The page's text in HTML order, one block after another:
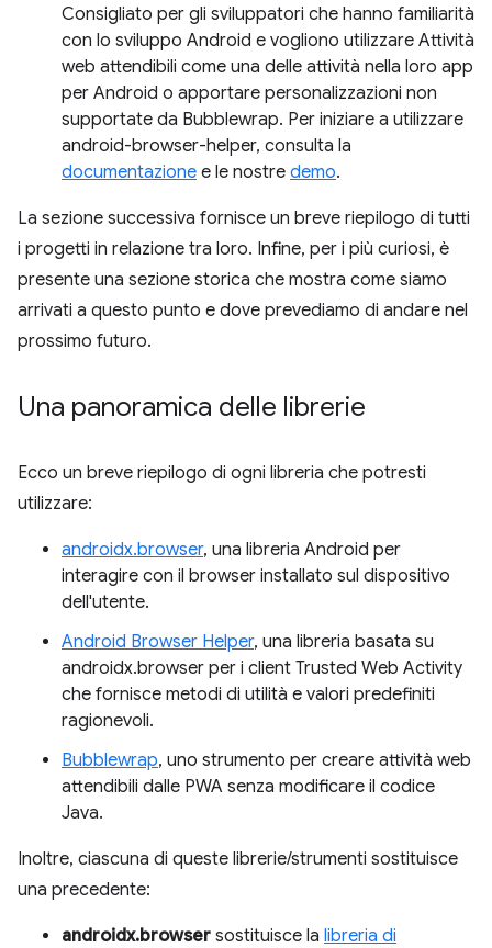
Consigliato per gli sviluppatori che hanno familiarità
con lo sviluppo Android e vogliono utilizzare Attività
web attendibili come una delle attività nella loro app
per Android o apportare personalizzazioni non
supportate da Bubblewrap. Per iniziare a utilizzare
android-browser-helper, consulta la
documentazione e le nostre demo.
La sezione successiva fornisce un breve riepilogo di tutti
i progetti in relazione tra loro. Infine, per i più curiosi, è
presente una sezione storica che mostra come siamo
arrivati a questo punto e dove prevediamo di andare nel
prossimo futuro.
Una panoramica delle librerie
Ecco un breve riepilogo di ogni libreria che potresti
utilizzare:
androidx.browser, una libreria Android per
interagire con il browser installato sul dispositivo
dell'utente.
Android Browser Helper, una libreria basata su
androidx.browser per i client Trusted Web Activity
che fornisce metodi di utilità e valori predefiniti
ragionevoli.
Bubblewrap, uno strumento per creare attività web
attendibili dalle PWA senza modificare il codice
Java.
Inoltre, ciascuna di queste librerie/strumenti sostituisce
una precedente:
androidx.browser sostituisce la libreria di